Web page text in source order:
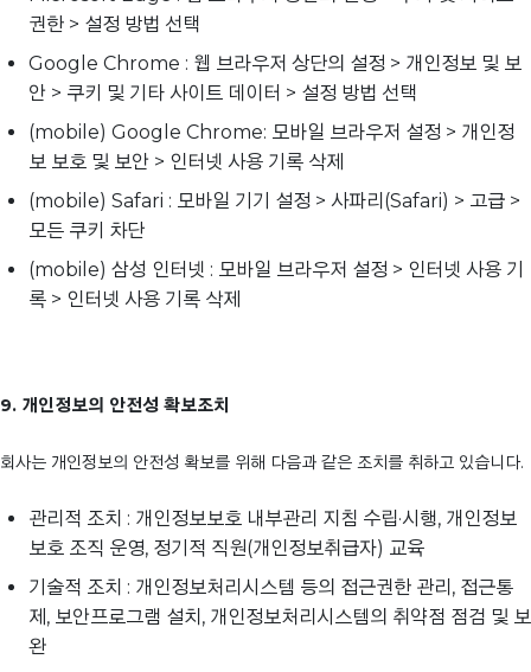
권한 > 설정 방법 선택
Google Chrome : 웹 브라우저 상단의 설정 > 개인정보 및 보
안 > 쿠키 및 기타 사이트 데이터 > 설정 방법 선택
(mobile) Google Chrome: 모바일 브라우저 설정 > 개인정
보 보호 및 보안 > 인터넷 사용 기록 삭제
(mobile) Safari : 모바일 기기 설정 > 사파리(Safari) > 고급 >
모든 쿠키 차단
(mobile) 삼성 인터넷 : 모바일 브라우저 설정 > 인터넷 사용 기
록 > 인터넷 사용 기록 삭제
9. 개인정보의 안전성 확보조치
회사는 개인정보의 안전성 확보를 위해 다음과 같은 조치를 취하고 있습니다.
관리적 조치 : 개인정보보호 내부관리 지침 수립·시행, 개인정보
보호 조직 운영, 정기적 직원(개인정보취급자) 교육
기술적 조치 : 개인정보처리시스템 등의 접근권한 관리, 접근통
제, 보안프로그램 설치, 개인정보처리시스템의 취약점 점검 및 보
완